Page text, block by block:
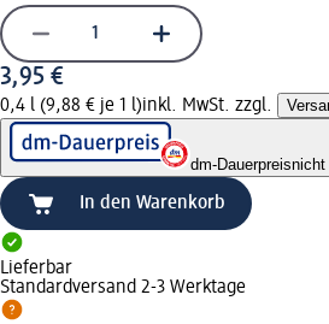
3,95 €
0,4 l (9,88 € je 1 l)inkl. MwSt. zzgl.
dm-Dauerpreisnicht
In den Warenkorb
Lieferbar
Standardversand 2-3 Werktage